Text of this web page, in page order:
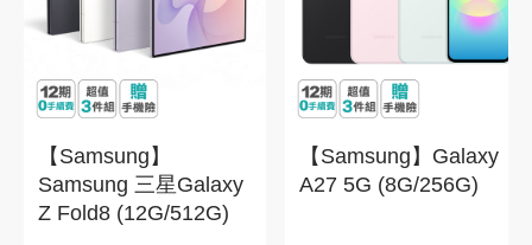
【Samsung】
Samsung 三星Galaxy
Z Fold8 (12G/512G)
【Samsung】Galaxy
A27 5G (8G/256G)